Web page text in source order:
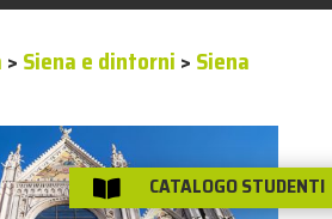
> Siena e dintorni > Siena
 CATALOGO STUDENTI